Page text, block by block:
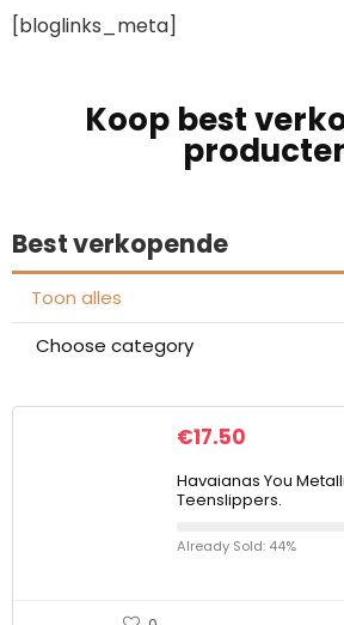
[bloglinks_meta]
Koop best
Best verkopende
Toon alles
Choose category
€17.50
Havaianas You
Teenslippers.
Already Sold: 44%